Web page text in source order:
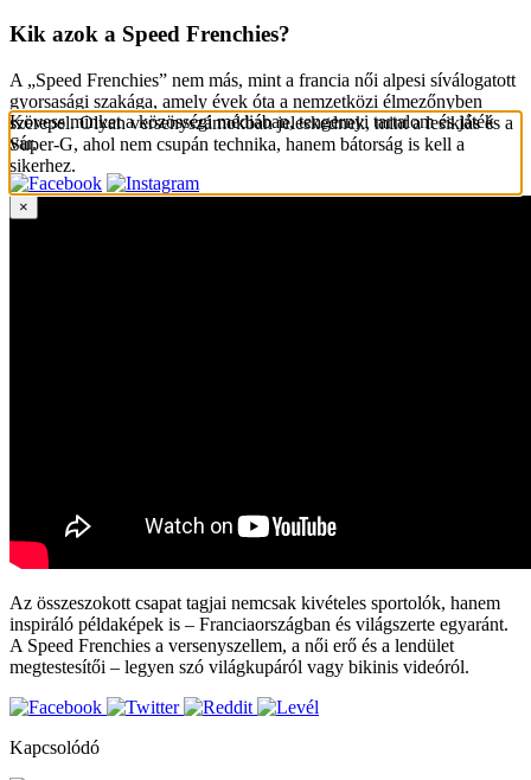
Kik azok a Speed Frenchies?
A „Speed Frenchies” nem más, mint a francia női alpesi síválogatott
gyorsasági szakága, amely évek óta a nemzetközi élmezőnyben
szerepel. Olyan versenyszámokban jeleskednek, mint a lesiklás és a
Super-G, ahol nem csupán technika, hanem bátorság is kell a
sikerhez.
Az összeszokott csapat tagjai nemcsak kivételes sportolók, hanem
inspiráló példaképek is – Franciaországban és világszerte egyaránt.
A Speed Frenchies a versenyszellem, a női erő és a lendület
megtestesítői – legyen szó világkupáról vagy bikinis videóról.
Kapcsolódó
Kövess minket a közösségi médiában, tengernyi tartalom és játék
vár.
×